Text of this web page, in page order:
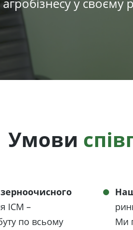
Умови
ІСМ –
по всьому
Ми